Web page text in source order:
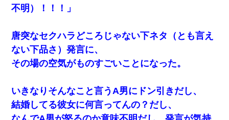
この母親は娘の黒歴史を掘り出さないと死ぬんか？ 死ぬ
んか？
彼氏家「うちは墨入れるのが伝統だから。お前も彫れ」 →
結果…
不明）！！！」
唐突なセクハラどころじゃない下ネタ（とも言え
ない下品さ）発言に、
その場の空気がものすごいことになった。
いきなりそんなこと言うA男にドン引きだし、
結婚してる彼女に何言ってんの？だし、